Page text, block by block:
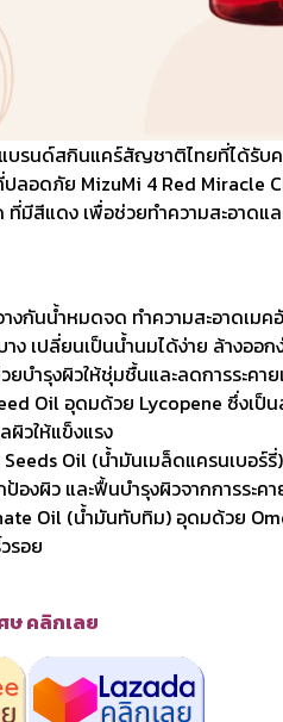
บรนด์สกินแคร์สัญชาติไทยที่ได้รับ
อดภัย MizuMi 4 Red Miracle
มีสีแดง เพื่อช่วยทำความสะอาดแล
างกันน้ำหมดจด ทำความสะอาดเ
าง เปลี่ยนเป็นน้ำนมได้ง่าย ล้างออก
บำรุงผิวให้ชุ่มชื้นและลดการระคาย
Oil อุดมด้วย Lycopene ซึ่งเ
วให้แข็งแรง
Oil (น้ำมันเมล็ดแครนเบอร์
องผิว และฟื้นบำรุงผิวจากการระคา
Oil (น้ำมันทับทิม) อุดมด้วย
รอย
ษ คลิกเลย